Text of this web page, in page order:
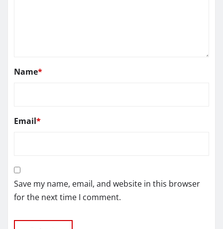
Name*
Email*
Save my name, email, and website in this browser
for the next time I comment.